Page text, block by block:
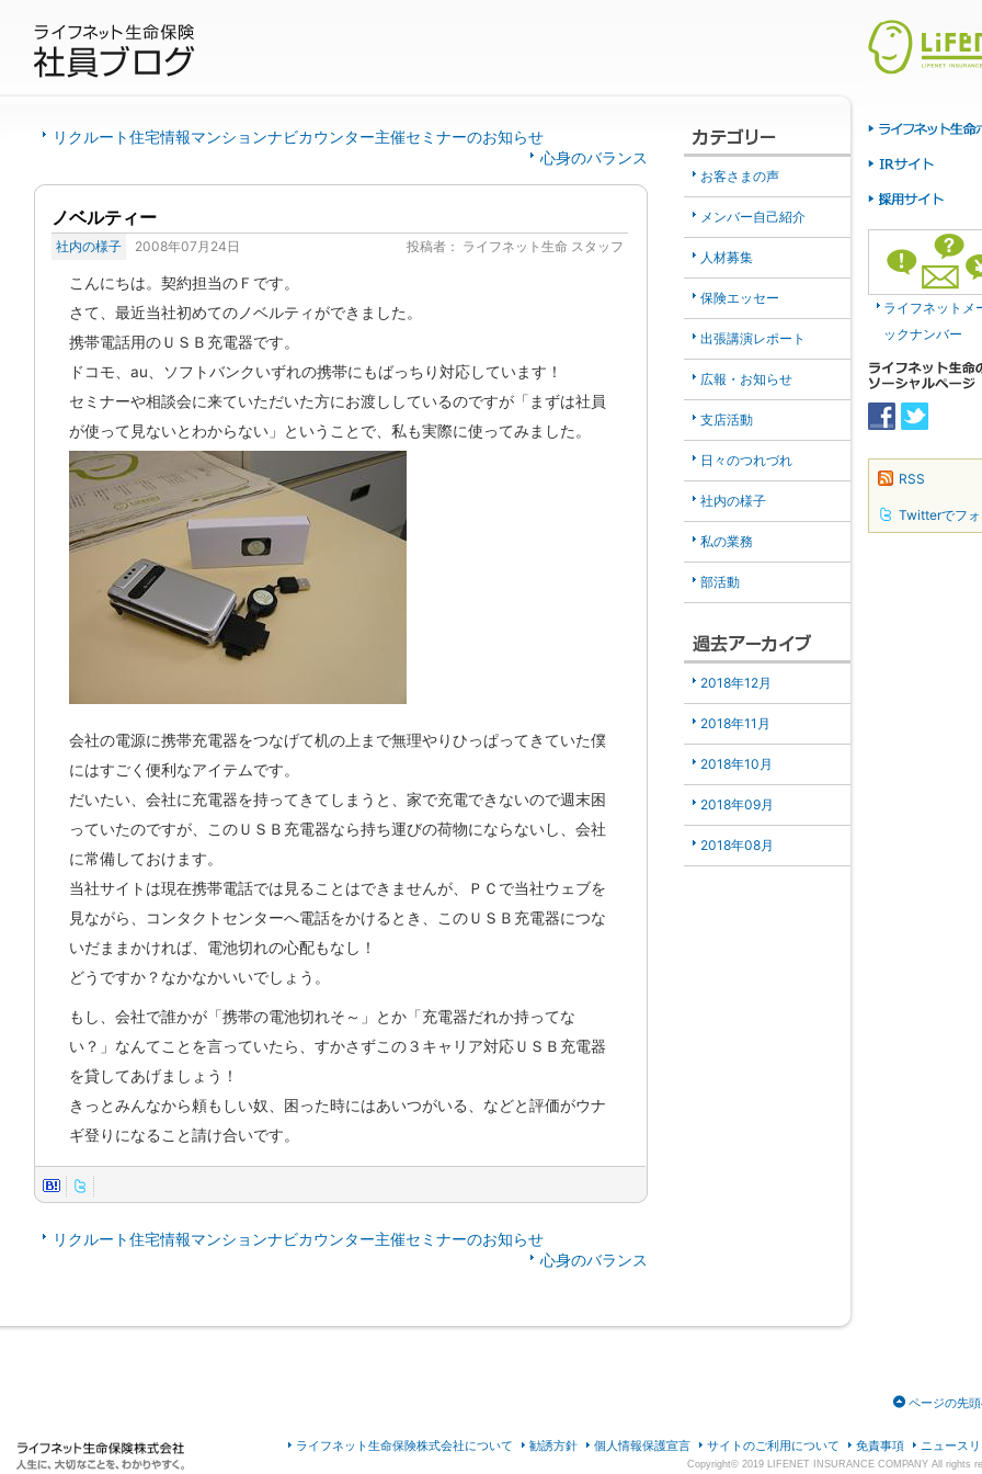
リクルート住宅情報マンションナビカウンター主催セミナーのお知らせ
心身のバランス
ノベルティー
社内の様子 2008年07月24日 投稿者： ライフネット生命 スタッフ
こんにちは。契約担当のＦです。
さて、最近当社初めてのノベルティができました。
携帯電話用のＵＳＢ充電器です。
ドコモ、au、ソフトバンクいずれの携帯にもばっちり対応しています！
セミナーや相談会に来ていただいた方にお渡ししているのですが「まずは社員
が使って見ないとわからない」ということで、私も実際に使ってみました。
会社の電源に携帯充電器をつなげて机の上まで無理やりひっぱってきていた僕
にはすごく便利なアイテムです。
だいたい、会社に充電器を持ってきてしまうと、家で充電できないので週末困
っていたのですが、このＵＳＢ充電器なら持ち運びの荷物にならないし、会社
に常備しておけます。
当社サイトは現在携帯電話では見ることはできませんが、ＰＣで当社ウェブを
見ながら、コンタクトセンターへ電話をかけるとき、このＵＳＢ充電器につな
いだままかければ、電池切れの心配もなし！
どうですか？なかなかいいでしょう。
もし、会社で誰かが「携帯の電池切れそ～」とか「充電器だれか持ってな
い？」なんてことを言っていたら、すかさずこの３キャリア対応ＵＳＢ充電器
を貸してあげましょう！
きっとみんなから頼もしい奴、困った時にはあいつがいる、などと評価がウナ
ギ登りになること請け合いです。
リクルート住宅情報マンションナビカウンター主催セミナーのお知らせ
心身のバランス
お客さまの声
メンバー自己紹介
人材募集
保険エッセー
出張講演レポート
広報・お知らせ
支店活動
日々のつれづれ
社内の様子
私の業務
部活動
2018年12月
2018年11月
2018年10月
2018年09月
2018年08月
ライフネットメ
ックナンバー
RSS
Twitterでフ
ページの先
ライフネット生命保険株式会社について 勧誘方針 個人情報保護宣言 サイトのご利用について 免責事項 ニュース
Copyright© 2019 LIFENET INSURANCE COMPANY All rights